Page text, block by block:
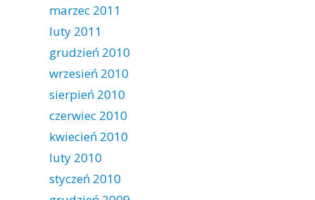
marzec 2011
luty 2011
grudzień 2010
wrzesień 2010
sierpień 2010
czerwiec 2010
kwiecień 2010
luty 2010
styczeń 2010